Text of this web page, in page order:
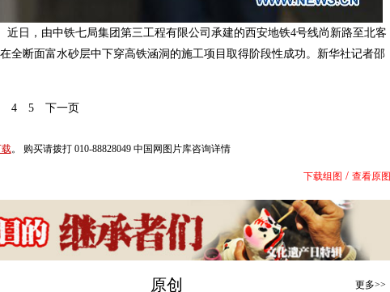
日，由中铁七局集团第三工程有限公司承建的西安地铁4号线尚新路至北客
全断面富水砂层中下穿高铁涵洞的施工项目取得阶段性成功。新华社记者邵
4 5 下一页
。 购买请拨打 010-88828049 中国网图片库咨询详情
下载组图 / 查看原图